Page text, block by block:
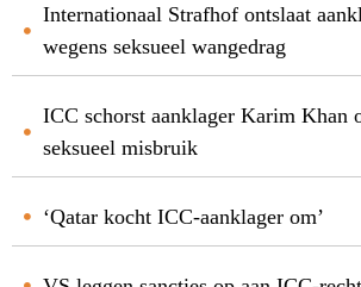
Internationaal Strafhof ontslaat
wegens seksueel wangedrag
ICC schorst aanklager Karim Khan
seksueel misbruik
‘Qatar kocht ICC-aanklager om’